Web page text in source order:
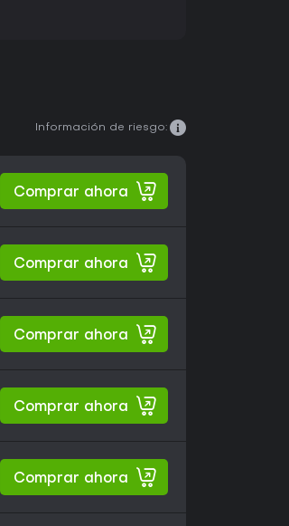
Información de riesgo:
Comprar ahora
Comprar ahora
Comprar ahora
Comprar ahora
Comprar ahora